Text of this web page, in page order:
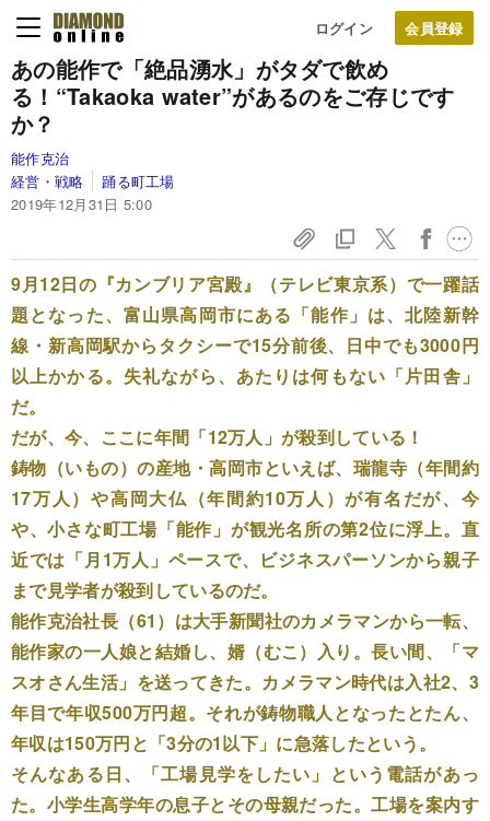
ログイン
あの能作で「絶品湧水」がタダで飲め
る！ “Takaoka water”があるのをご存じです
か？
能作克治
経営・戦略
踊る町工場
2019年12月31日 5:00
9月12日の『カンブリア宮殿』（テレビ東京系）で一躍話
題となった、富山県高岡市にある「能作」は、北陸新幹
線・新高岡駅からタクシーで15分前後、日中でも3000円
以上かかる。失礼ながら、あたりは何もない「片田舎」
だ。
だが、今、ここに年間「12万人」が殺到している！
鋳物（いもの）の産地・高岡市といえば、瑞龍寺（年間約
17万人）や高岡大仏（年間約10万人）が有名だが、今
や、小さな町工場「能作」が観光名所の第2位に浮上。直
近では「月1万人」ペースで、ビジネスパーソンから親子
まで見学者が殺到しているのだ。
能作克治社長（61）は大手新聞社のカメラマンから一転、
能作家の一人娘と結婚し、婿（むこ）入り。長い間、「マ
スオさん生活」を送ってきた。カメラマン時代は入社2、3
年目で年収500万円超。それが鋳物職人となったとたん、
年収は150万円と「3分の1以下」に急落したという。
そんなある日、「工場見学をしたい」という電話があっ
た。小学生高学年の息子とその母親だった。工場を案内す